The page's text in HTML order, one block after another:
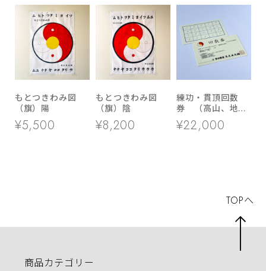
もとつきわみ図
（旗）陽
¥5,500
もとつきわみ図
（旗）陰
¥8,200
練功・貫頂回数
券 （高山、地方
会場 受け取り）
¥22,000
商品カテゴリー
TOPへ